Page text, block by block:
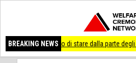
BREAKING NEWS
di stare dalla parte degli ultimi